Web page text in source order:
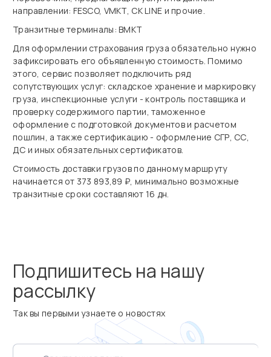
направлении: FESCO, VMKT, CK LINE и прочие.
Транзитные терминалы: ВМКТ
Для оформлении страхования груза обязательно нужно
зафиксировать его объявленную стоимость. Помимо
этого, сервис позволяет подключить ряд
сопутствующих услуг: складское хранение и маркировку
груза, инспекционные услуги - контроль поставщика и
проверку содержимого партии, таможенное
оформление с подготовкой документов и расчетом
пошлин, а также сертификацию - оформление СГР, СС,
ДС и иных обязательных сертификатов.
Стоимость доставки грузов по данному маршруту
начинается от 373 893,89 ₽, минимально возможные
транзитные сроки составляют 16 дн.
Подпишитесь на нашу
рассылку
Так вы первыми узнаете о новостях